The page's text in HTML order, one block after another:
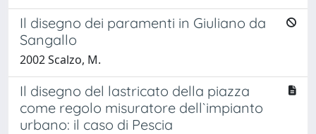
Il disegno dei paramenti in Giuliano da
Sangallo
2002 Scalzo, M.
Il disegno del lastricato della piazza
come regolo misuratore dell`impianto
urbano: il caso di Pescia